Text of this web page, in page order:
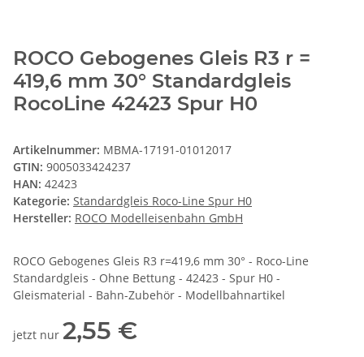
ROCO Gebogenes Gleis R3 r =
419,6 mm 30° Standardgleis
RocoLine 42423 Spur H0
Artikelnummer: MBMA-17191-01012017
GTIN: 9005033424237
HAN: 42423
Kategorie: Standardgleis Roco-Line Spur H0
Hersteller: ROCO Modelleisenbahn GmbH
ROCO Gebogenes Gleis R3 r=419,6 mm 30° - Roco-Line
Standardgleis - Ohne Bettung - 42423 - Spur H0 -
Gleismaterial - Bahn-Zubehör - Modellbahnartikel
jetzt nur 2,55 €